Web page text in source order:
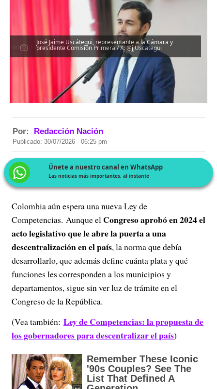
José Jaime Uscátegui, representante a la Cámara y
presidente Comisión Primera / X: @jjUscategui
Por: Redacción Nación
Publicado: 30/07/2026 - 06:25 pm
Únete a nuestro canal en WhatsApp
Las noticias más importantes, al instante
Colombia aún espera una nueva Ley de
Competencias. Aunque el Congreso aprobó en 2024 el
acto legislativo que le abre la puerta a una
descentralización en el país, la norma que debía
desarrollarlo, que además define cuánta plata y qué
funciones les corresponden a los municipios y
departamentos, sigue sin ver luz de trámite en el
Congreso de la República.
(Vea también: Ley de Competencias: la propuesta de
los gobernadores para descentralizar el país)